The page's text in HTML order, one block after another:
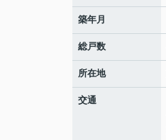
築年月
総戸数
所在地
交通